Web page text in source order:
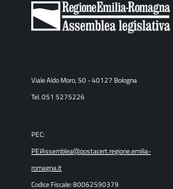
Viale Aldo Moro, 50 - 40127 Bologna
Tel. 051 5275226
PEC:
PEIAssemblea@postacert.regione.emilia-
romagna.it
Codice Fiscale: 80062590379